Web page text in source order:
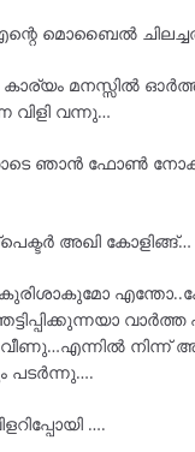
മൊബൈൽ
കാര്യം മനസ്സിൽ
വിളി വന്നു…
ഞാൻ ഫോൺ
അഖി കോളിങ്ങ്…
കുരിശാകുമോ
വാർത്ത
വീണു…എന്നിൽ നിന്ന്
പടർന്നു….
….